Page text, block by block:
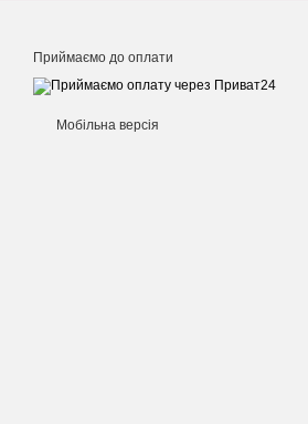
Приймаємо до оплати
Мобільна версія